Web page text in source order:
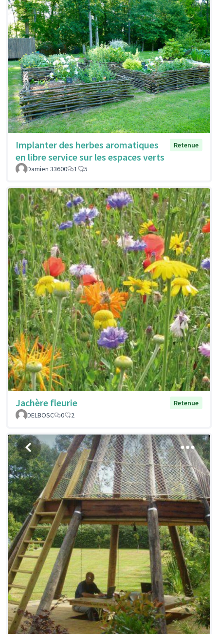
Implanter des herbes aromatiques
en libre service sur les espaces verts
Retenue
Damien 33600 1 5
Jachère fleurie
Retenue
DELBOSC
0 2